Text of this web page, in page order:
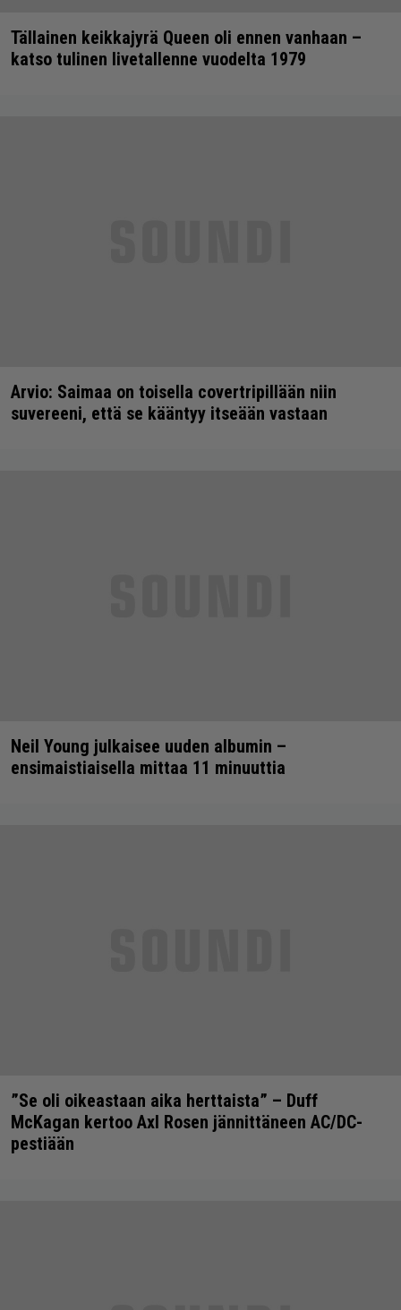
Tällainen keikkajyrä Queen oli ennen vanhaan –
katso tulinen livetallenne vuodelta 1979
Arvio: Saimaa on toisella covertripillään niin
suvereeni, että se kääntyy itseään vastaan
Neil Young julkaisee uuden albumin –
ensimaistiaisella mittaa 11 minuuttia
”Se oli oikeastaan aika herttaista” – Duff
McKagan kertoo Axl Rosen jännittäneen AC/DC-
pestiään